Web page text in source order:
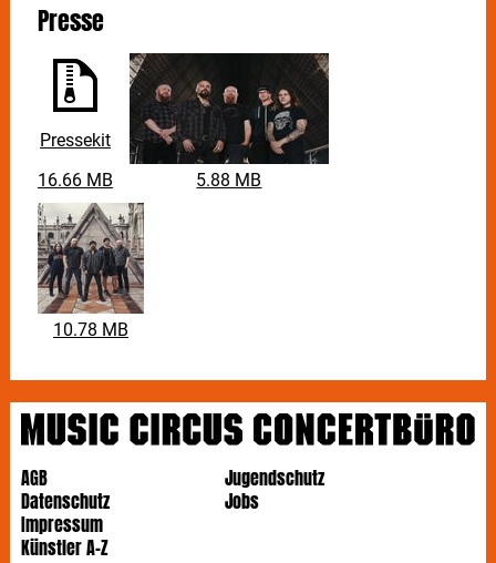
Presse
Pressekit
16.66 MB
5.88 MB
10.78 MB
AGB
Datenschutz
Impressum
Jugendschutz
Jobs
Künstler A-Z